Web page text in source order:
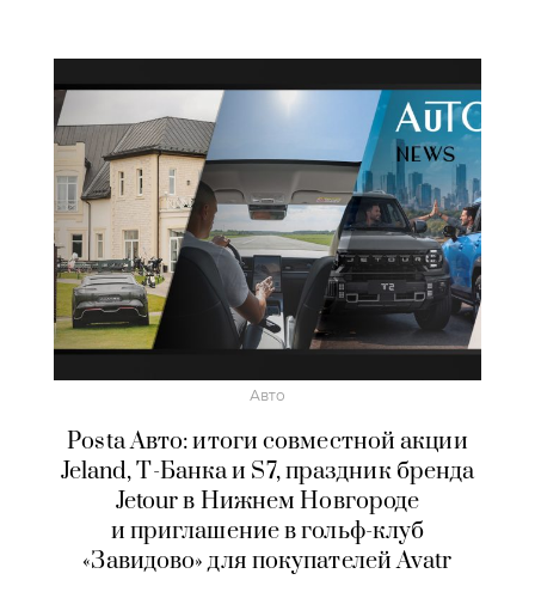
Авто
Posta Авто: итоги совместной акции
Jeland, Т-Банка и S7, праздник бренда
Jetour в Нижнем Новгороде
и приглашение в гольф-клуб
«Завидово» для покупателей Avatr